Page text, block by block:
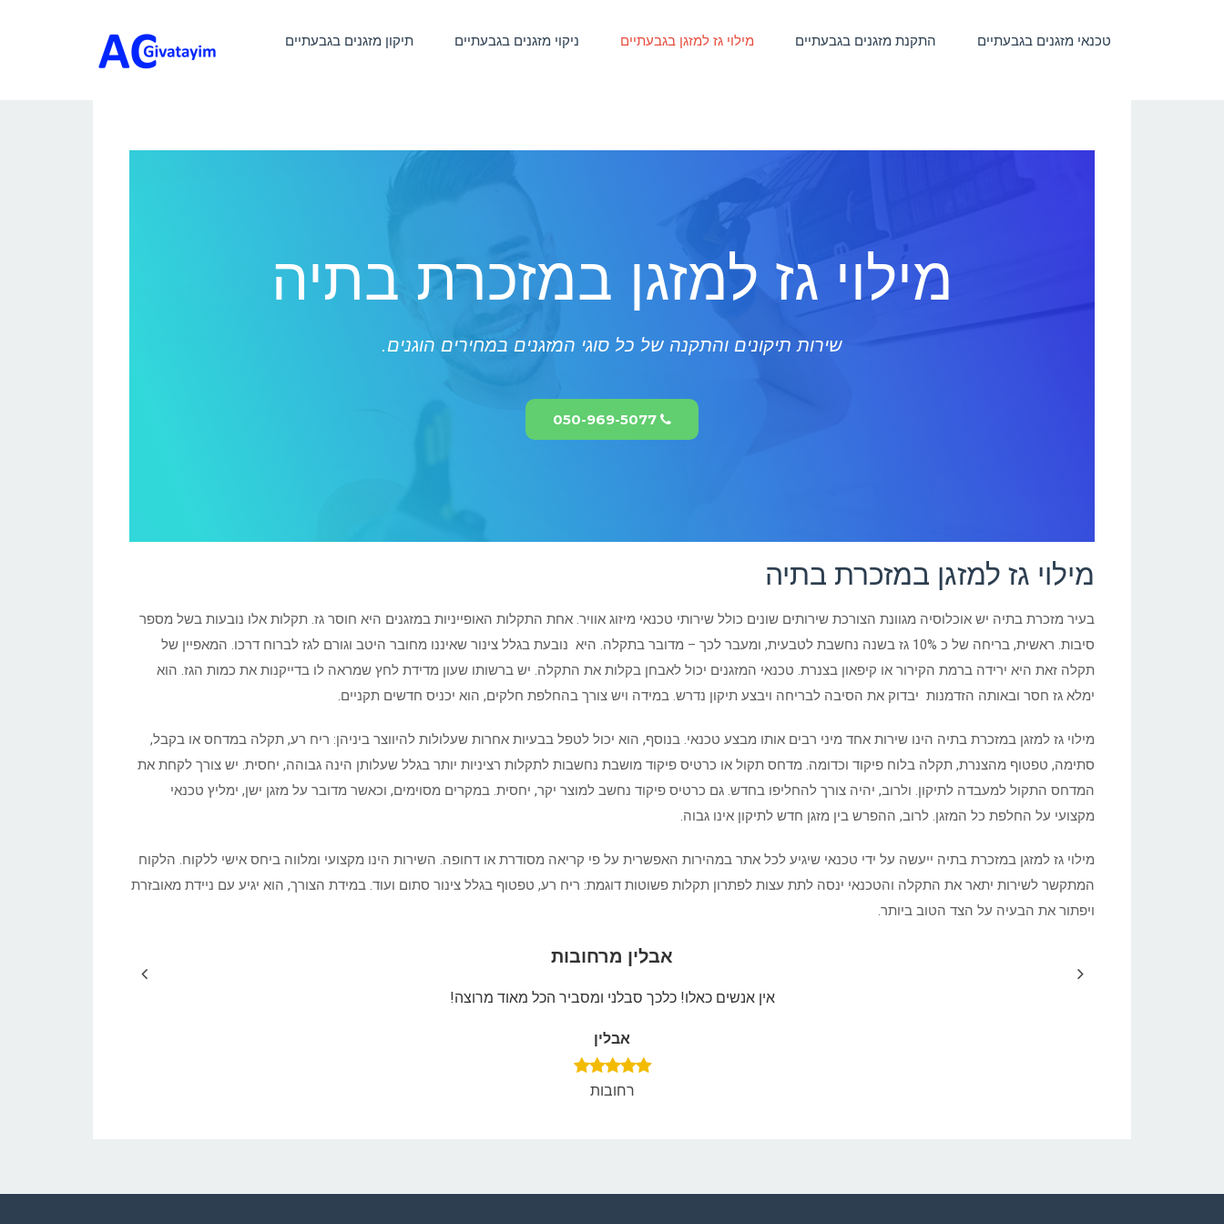
טכנאי מזגנים בגבעתיים התקנת מזגנים בגבעתיים מילוי גז למזגן בגבעתיים ניקוי מזגנים בגבעתיים תיקון מזגנים בגבעתיים
מילוי גז למזגן במזכרת בתיה
שירות תיקונים והתקנה של כל סוגי המזגנים במחירים הוגנים.
050-969-5077
מילוי גז למזגן במזכרת בתיה
בעיר מזכרת בתיה יש אוכלוסיה מגוונת הצורכת שירותים שונים כולל שירותי טכנאי מיזוג אוויר. אחת התקלות האופייניות במזגנים היא חוסר גז. תקלות אלו נובעות בשל מספר
סיבות. ראשית, בריחה של כ 10% גז בשנה נחשבת לטבעית, ומעבר לכך – מדובר בתקלה. היא נובעת בגלל צינור שאיננו מחובר היטב וגורם לגז לברוח דרכו. המאפיין של
תקלה זאת היא ירידה ברמת הקירור או קיפאון בצנרת. טכנאי המזגנים יכול לאבחן בקלות את התקלה. יש ברשותו שעון מדידת לחץ שמראה לו בדייקנות את כמות הגז. הוא
ימלא גז חסר ובאותה הזדמנות יבדוק את הסיבה לבריחה ויבצע תיקון נדרש. במידה ויש צורך בהחלפת חלקים, הוא יכניס חדשים תקניים.
מילוי גז למזגן במזכרת בתיה הינו שירות אחד מיני רבים אותו מבצע טכנאי. בנוסף, הוא יכול לטפל בבעיות אחרות שעלולות להיווצר ביניהן: ריח רע, תקלה במדחס או בקבל,
סתימה, טפטוף מהצנרת, תקלה בלוח פיקוד וכדומה. מדחס תקול או כרטיס פיקוד מושבת נחשבות לתקלות רציניות יותר בגלל שעלותן הינה גבוהה, יחסית. יש צורך לקחת את
המדחס התקול למעבדה לתיקון. ולרוב, יהיה צורך להחליפו בחדש. גם כרטיס פיקוד נחשב למוצר יקר, יחסית. במקרים מסוימים, וכאשר מדובר על מזגן ישן, ימליץ טכנאי
מקצועי על החלפת כל המזגן. לרוב, ההפרש בין מזגן חדש לתיקון אינו גבוה.
מילוי גז למזגן במזכרת בתיה ייעשה על ידי טכנאי שיגיע לכל אתר במהירות האפשרית על פי קריאה מסודרת או דחופה. השירות הינו מקצועי ומלווה ביחס אישי ללקוח. הלקוח
המתקשר לשירות יתאר את התקלה והטכנאי ינסה לתת עצות לפתרון תקלות פשוטות דוגמת: ריח רע, טפטוף בגלל צינור סתום ועוד. במידת הצורך, הוא יגיע עם ניידת מאובזרת
ויפתור את הבעיה על הצד הטוב ביותר.
אבלין מרחובות
אין אנשים כאלו! כלכך סבלני ומסביר הכל מאוד מרוצה!
אבלין
רחובות